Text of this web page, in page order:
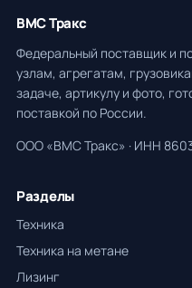
ВМС Тракс
Федеральный поставщик и
узлам, агрегатам,
задаче, артикулу и фото,
поставкой по России.
ООО «ВМС Тракс» · ИНН
Разделы
Техника
Техника на метане
Лизинг